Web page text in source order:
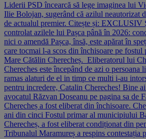
Liderii PSD încearcă să lege imaginea lui
Ilie Bolojan, sugerând că azilul neautorizat
de actualul premier. Citește și: EXCLUSIV
controlat azilele lui Pașca până în 2026:
nici o amendă Pașca, însă, este apărat în
care tocmai l-a scos din închisoare pe fostul
Mare Cătălin Cherecheș. Eliberatorul lui
Chereches este începând de azi o persoana
ramas alaturi de el in timp ce multi i-au
pentru incredere, Catalin Chereches! Bine
avocatul Răzvan Doseanu pe pagina sa de
Cherecheș a fost eliberat din închisoare.
ani din cinci Fostul primar al municipiului
Cherecheș, a fost eliberat condiționat din
Tribunalul Maramureș a respins contestația